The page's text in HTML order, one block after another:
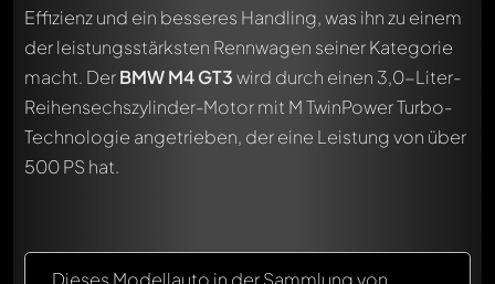
Effizienz und ein besseres Handling, was ihn zu einem
der leistungsstärksten Rennwagen seiner Kategorie
macht. DerBMW M4 GT3wird durch einen 3,0-Liter-
Reihensechszylinder-Motor mit M TwinPower Turbo-
Technologie angetrieben, der eine Leistung von über
500 PS hat.
Dieses Modellauto in der Sammlung von